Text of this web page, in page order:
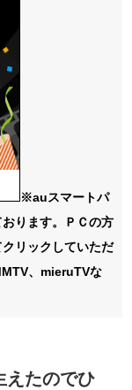
※auスマートパ
ります。ＰＣの方
リックしていただ
、mieruTVな
えたのでひ